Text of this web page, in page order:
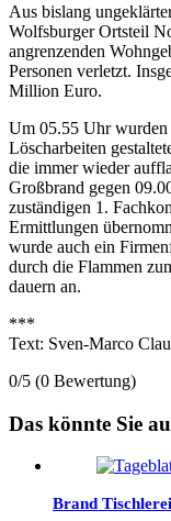
Aus bislang
Wolfsburger Ortsteil
angrenzenden
Personen verletzt.
Million Euro.
Um 05.55 Uhr
Löscharbeiten
die immer wieder
Großbrand gegen
zuständigen 1.
Ermittlungen
wurde auch ein
durch die Flammen
dauern an.
***
Text: Sven-Marco
0/5 (0 Bewertung)
Das könnte Sie
Brand